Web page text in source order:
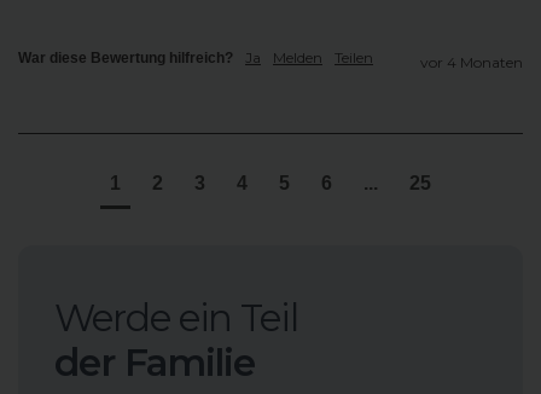
War diese Bewertung hilfreich? Ja Melden Teilen vor 4 Monaten
1 2 3 4 5 6 ... 25
Werde ein Teil
der Familie